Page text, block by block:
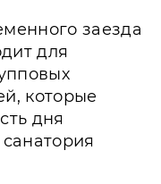
заезда
для
которые
дня